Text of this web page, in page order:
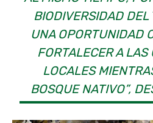
BIODIVERSIDAD DEL
UNA OPORTUNIDAD
FORTALECER A
LOCALES
BOSQUE NATIVO”,